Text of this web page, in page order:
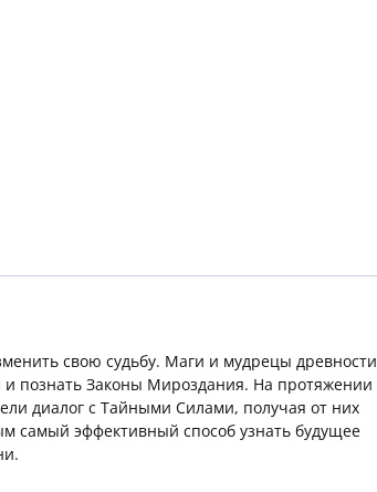
свою судьбу. Маги и мудрецы древности
и познать Законы Мироздания. На протяжении
диалог с Тайными Силами, получая от них
самый эффективный способ узнать будущее